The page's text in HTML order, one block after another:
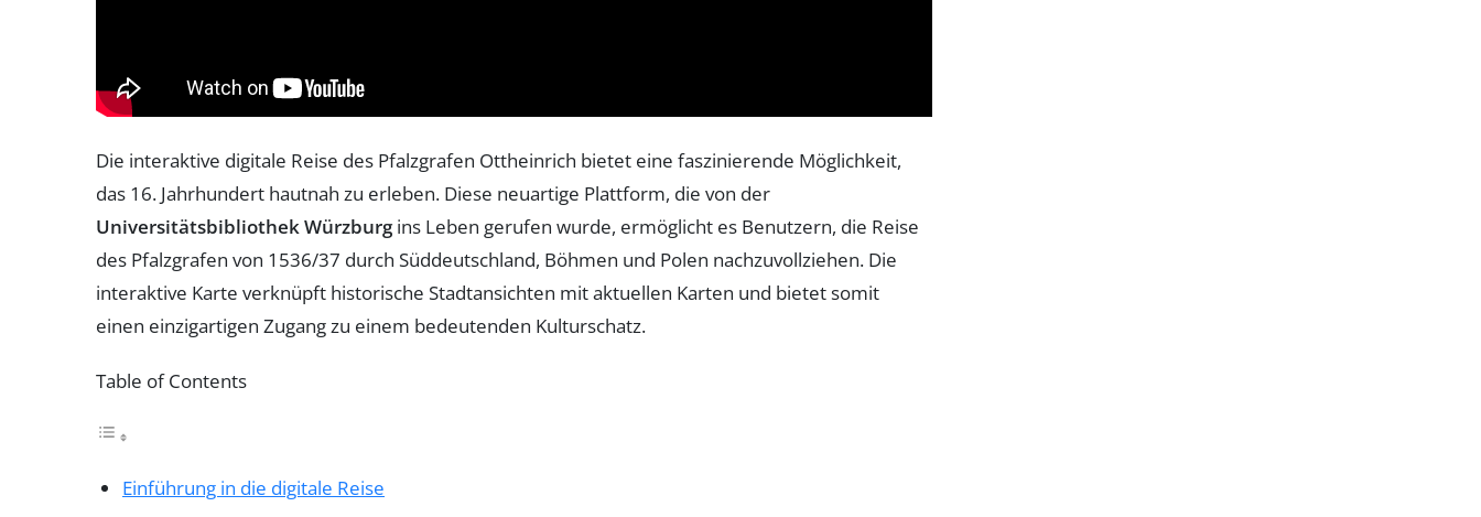
Die interaktive digitale Reise des Pfalzgrafen Ottheinrich bietet eine faszinierende Möglichkeit,
das 16. Jahrhundert hautnah zu erleben. Diese neuartige Plattform, die von der
Universitätsbibliothek Würzburgins Leben gerufen wurde, ermöglicht es Benutzern, die Reise
des Pfalzgrafen von 1536/37 durch Süddeutschland, Böhmen und Polen nachzuvollziehen. Die
interaktive Karte verknüpft historische Stadtansichten mit aktuellen Karten und bietet somit
einen einzigartigen Zugang zu einem bedeutenden Kulturschatz.
Table of Contents
Einführung in die digitale Reise